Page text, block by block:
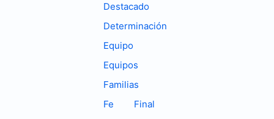
Destacado
Determinación
Equipo
Equipos
Familias
Fe
Final